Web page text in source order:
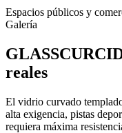
Espacios públicos y
Galería
reales
El vidrio curvado
alta exigencia, pistas
requiera máxima